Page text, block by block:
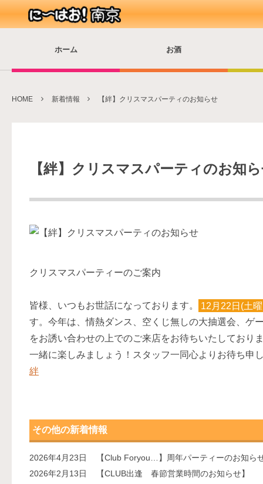
ホーム お酒
HOME 新着情報 【絆】クリスマスパーティのお知らせ
【絆】クリスマスパーティのお知
クリスマスパーティーのご案内
皆様、いつもお世話になっております。
12月22日(土
す。今年は、情熱ダンス、空くじ無しの大抽選会、ゲ
をお誘い合わせの上でのご来店をお待ちいたしており
一緒に楽しみましょう！スタッフ一同心よりお待ち申
絆
その他の新着情報
2026年4月23日
【Club Foryou…】周年パーティーのお知ら
2026年2月13日
【CLUB出逢 春節営業時間のお知らせ】